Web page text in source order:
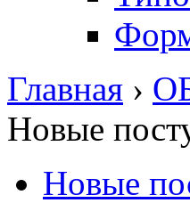
Главная ›
Новые
Новые